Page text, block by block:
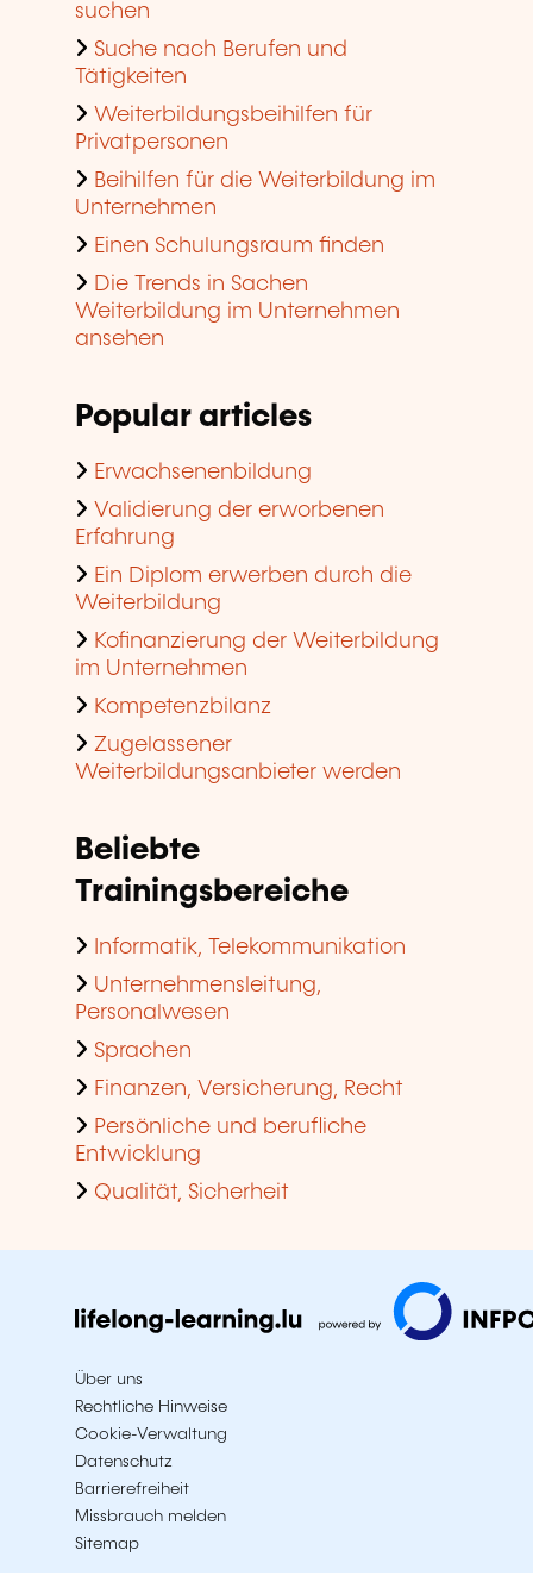
suchen
Suche nach Berufen und
Tätigkeiten
Weiterbildungsbeihilfen für
Privatpersonen
Beihilfen für die Weiterbildung im
Unternehmen
Einen Schulungsraum finden
Die Trends in Sachen
Weiterbildung im Unternehmen
ansehen
Popular articles
Erwachsenenbildung
Validierung der erworbenen
Erfahrung
Ein Diplom erwerben durch die
Weiterbildung
Kofinanzierung der Weiterbildung
im Unternehmen
Kompetenzbilanz
Zugelassener
Weiterbildungsanbieter werden
Beliebte
Trainingsbereiche
Informatik, Telekommunikation
Unternehmensleitung,
Personalwesen
Sprachen
Finanzen, Versicherung, Recht
Persönliche und berufliche
Entwicklung
Qualität, Sicherheit
Über uns
Rechtliche Hinweise
Cookie-Verwaltung
Datenschutz
Barrierefreiheit
Missbrauch melden
Sitemap